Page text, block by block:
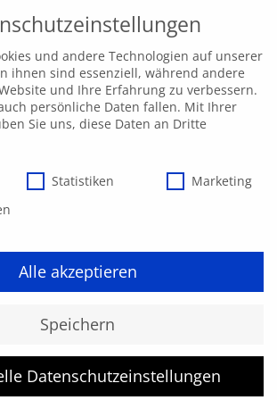
AKADEMIE
und andere Technologien auf unserer
ihnen sind essenziell, während andere
und Ihre Erfahrung zu verbessern.
persönliche Daten fallen. Mit Ihrer
Sie uns, diese Daten an Dritte
Statistiken
Marketing
Alle akzeptieren
Speichern
Datenschutzeinstellungen